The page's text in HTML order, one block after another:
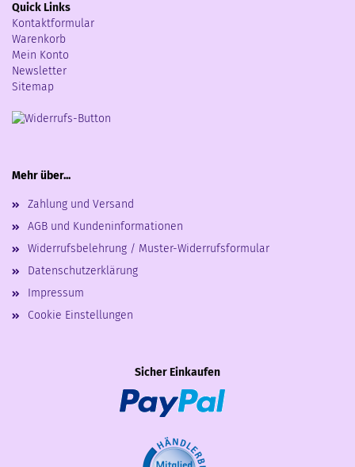
Quick Links
Kontaktformular
Warenkorb
Mein Konto
Newsletter
Sitemap
Mehr über...
Zahlung und Versand
AGB und Kundeninformationen
Widerrufsbelehrung / Muster-Widerrufsformular
Datenschutzerklärung
Impressum
Cookie Einstellungen
Sicher Einkaufen